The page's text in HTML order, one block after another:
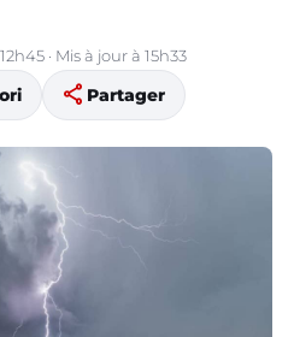
· Mis à jour à 15h33
share Partager